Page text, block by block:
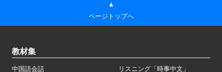
▲
ページトップへ
教材集
中国語会話
リスニング「時事中文」